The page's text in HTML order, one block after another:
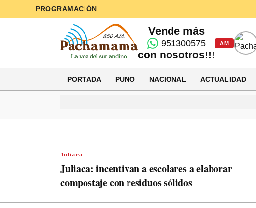
PROGRAMACIÓN
Vende más
951300575
con nosotros!!!
AM
PORTADA PUNO NACIONAL ACTUALIDAD
Juliaca
Juliaca: incentivan a escolares a elaborar
compostaje con residuos sólidos